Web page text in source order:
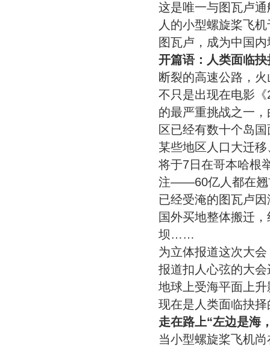
这是唯一与图瓦卢
人的小型螺旋桨飞
图瓦卢，成为中国
开篇语：人类面临
断裂的高速公路，
不只是出现在电影
的最严重挑战之一
区已经有数十个岛
某些地区人口大迁
将于7日在哥本哈根
注——60亿人都在翘
已经受淹的图瓦卢
国外买地整体搬迁
坝……
为立体报道这次大
报道扣人心弦的大
地球上受海平面上
现在是人类面临抉
走在路上“左边是海
当小型螺旋桨飞机